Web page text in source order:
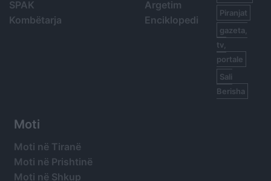
SPAK
Kombëtarja
Argetim
Enciklopedi
Piranjat
gazeta,
tv,
portale
Sali
Berisha
Moti
Moti në Tiranë
Moti në Prishtinë
Moti në Shkup